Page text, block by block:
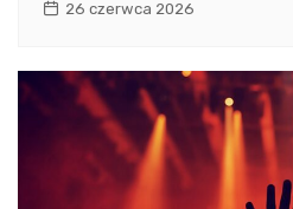
26 czerwca 2026